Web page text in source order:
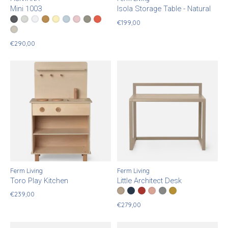
Mini 1003
Color: * — Anthracite
Anthracite
NordicNew White
Amber
Camomile
FlintRubyFennelRosehip
Clay
€290,00
Isola Storage Table - Natural
€199,00
Ferm Living
Toro Play Kitchen
€239,00
Ferm Living
Little Architect Desk
Color: * — Cashmere
Cashmere
Dark Blue
Poppy Red
RoseGreyYellow
€279,00